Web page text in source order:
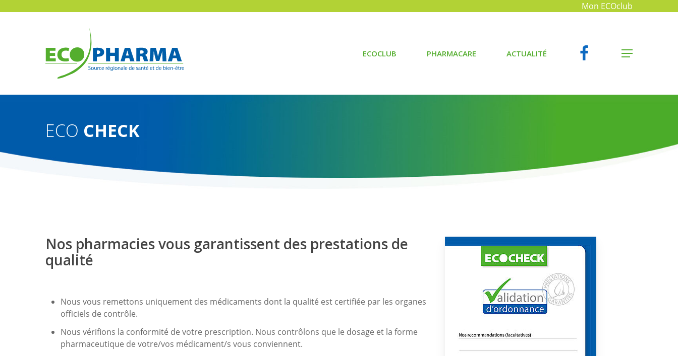
Mon ECOclub
ECOCLUB PHARMACARE ACTUALITÉ FACEBOOK MENU
ECO CHECK
Nos pharmacies vous garantissent des prestations de
qualité
Nous vous remettons uniquement des médicaments dont la qualité est certifiée par les organes
officiels de contrôle.
Nous vérifions la conformité de votre prescription. Nous contrôlons que le dosage et la forme
pharmaceutique de votre/vos médicament/s vous conviennent.